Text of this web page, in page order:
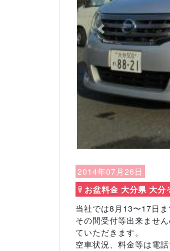
Previous
2014年07月26日
お盆料金 大分県 大分
当社では8月13〜17日ま
その間受付等出来ませ
ていただきます。
空車状況、料金等は電